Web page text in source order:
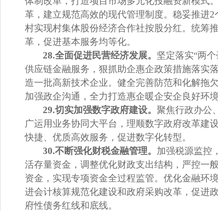
革，建立规范高效的现代管理制度。稳妥推进2
村实现村集体股份经济合作社按股分红。统筹
革，促进基本服务均等化。
28.全面促进民营经济发展。 坚定落实“两
供应链金融服务，狠抓助企惠企政策措施落实
造一批高新技术企业。健全完善防范和化解拖
加强政企沟通，全力打造惠企暖企安企良好环
29.切实加强数字政府建设。聚焦行政办公
广运用业务协同大平台，理顺数字政府改革建
快捷、优质高效服务，促进数字化转型。
30.不断强化财税金融管理。 加强税源监控
活存量资金，调整优化财政支出结构，严控一
资金，实现专项资金全过程监管。优化金融环
进会计核算规范化建设和政府采购改革，促进
府性债务红线和底线。